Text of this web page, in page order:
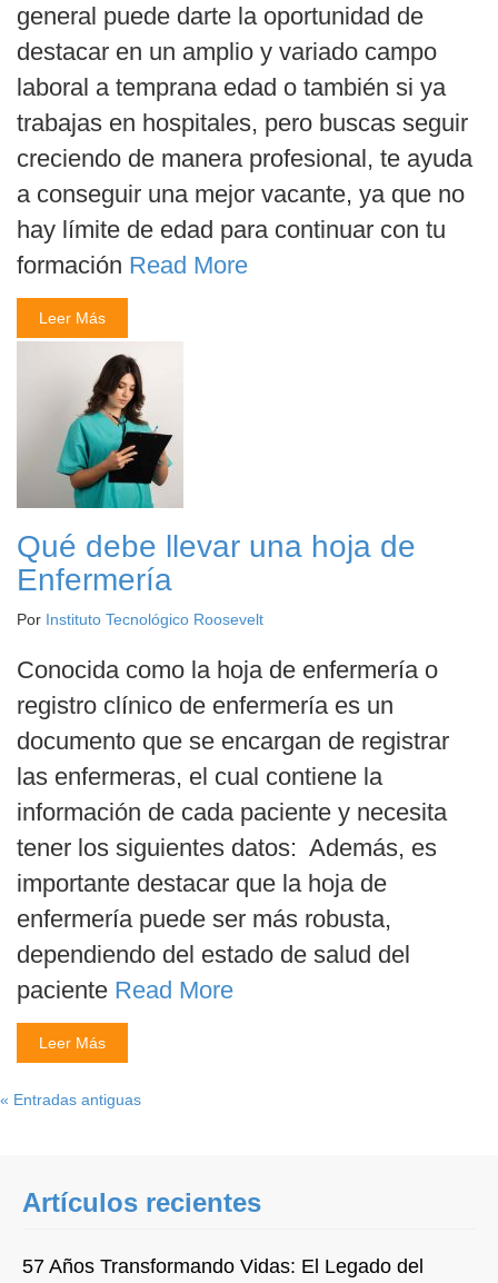
general puede darte la oportunidad de
destacar en un amplio y variado campo
laboral a temprana edad o también si ya
trabajas en hospitales, pero buscas seguir
creciendo de manera profesional, te ayuda
a conseguir una mejor vacante, ya que no
hay límite de edad para continuar con tu
formación Read More
Leer Más
Qué debe llevar una hoja de
Enfermería
Por Instituto Tecnológico Roosevelt
Conocida como la hoja de enfermería o
registro clínico de enfermería es un
documento que se encargan de registrar
las enfermeras, el cual contiene la
información de cada paciente y necesita
tener los siguientes datos: Además, es
importante destacar que la hoja de
enfermería puede ser más robusta,
dependiendo del estado de salud del
paciente Read More
Leer Más
« Entradas antiguas
Artículos recientes
57 Años Transformando Vidas: El Legado del